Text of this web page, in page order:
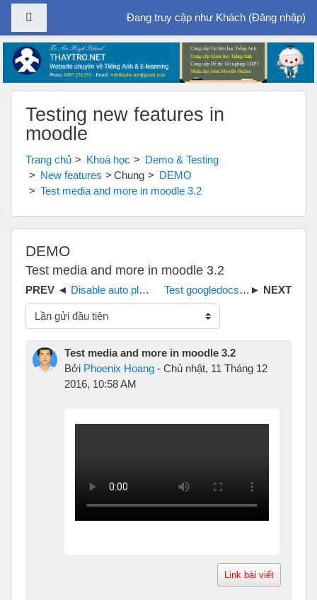
Chuyển tới nội dung chính
Bảng điều khiển cạnhĐang truy cập như Khách (Đăng nhập)
Testing new features in
moodle
Trang chủ Khoá học
Demo & Testing
New features
Chung
DEMO
Test media and more in moodle 3.2
DEMO
Test media and more in moodle 3.2
Disable auto play mp3 Test googledocs
Chế độ hiển thị
Test media and more in moodle 3.2
Bởi Phoenix Hoang - Chủ nhật, 11 Tháng 12
2016, 10:58 AM
Link bài viết